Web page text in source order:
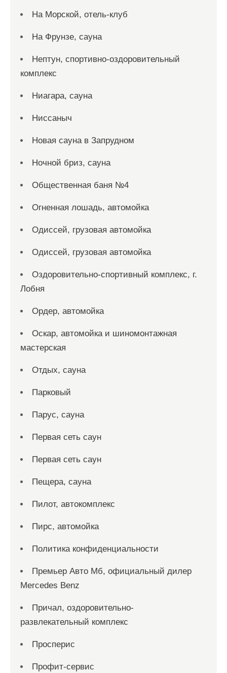
На Морской, отель-клуб
На Фрунзе, сауна
Нептун, спортивно-оздоровительный
комплекс
Ниагара, сауна
Ниссаныч
Новая сауна в Запрудном
Ночной бриз, сауна
Общественная баня №4
Огненная лошадь, автомойка
Одиссей, грузовая автомойка
Одиссей, грузовая автомойка
Оздоровительно-спортивный комплекс, г.
Лобня
Ордер, автомойка
Оскар, автомойка и шиномонтажная
мастерская
Отдых, сауна
Парковый
Парус, сауна
Первая сеть саун
Первая сеть саун
Пещера, сауна
Пилот, автокомплекс
Пирс, автомойка
Политика конфиденциальности
Премьер Авто Мб, официальный дилер
Mercedes Benz
Причал, оздоровительно-
развлекательный комплекс
Просперис
Профит-сервис